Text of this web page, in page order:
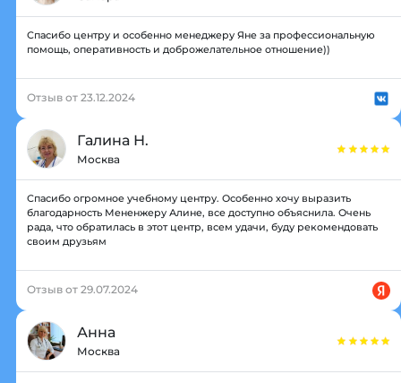
Спасибо центру и особенно менеджеру Яне за профессиональную
помощь, оперативность и доброжелательное отношение))
Отзыв от 23.12.2024
Галина Н.
Москва
Спасибо огромное учебному центру. Особенно хочу выразить
благодарность Мененжеру Алине, все доступно объяснила. Очень
рада, что обратилась в этот центр, всем удачи, буду рекомендовать
своим друзьям
Отзыв от 29.07.2024
Анна
Москва